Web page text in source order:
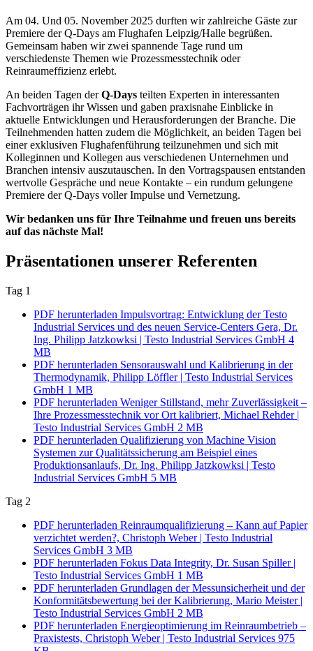
Am 04. Und 05. November 2025 durften wir zahlreiche Gäste zur
Premiere der Q-Days am Flughafen Leipzig/Halle begrüßen.
Gemeinsam haben wir zwei spannende Tage rund um
verschiedenste Themen wie Prozessmesstechnik oder
Reinraumeffizienz erlebt.
An beiden Tagen derQ-Days teilten Experten in interessanten
Fachvorträgen ihr Wissen und gaben praxisnahe Einblicke in
aktuelle Entwicklungen und Herausforderungen der Branche. Die
Teilnehmenden hatten zudem die Möglichkeit, an beiden Tagen bei
einer exklusiven Flughafenführung teilzunehmen und sich mit
Kolleginnen und Kollegen aus verschiedenen Unternehmen und
Branchen intensiv auszutauschen. In den Vortragspausen entstanden
wertvolle Gespräche und neue Kontakte – ein rundum gelungene
Premiere der Q-Days voller Impulse und Vernetzung.
Wir bedanken uns für Ihre Teilnahme und freuen uns bereits
auf das nächste Mal!
Präsentationen unserer Referenten
Tag 1
PDF herunterladen Impulsvortrag: Entwicklung der Testo
Industrial Services und des neuen Service-Centers Gera, Dr.
Ing. Philipp Jatzkowksi | Testo Industrial Services GmbH 4
MB
PDF herunterladen Sensorauswahl und Kalibrierung in der
Thermodynamik, Philipp Löffler | Testo Industrial Services
GmbH 1 MB
PDF herunterladen Weniger Stillstand, mehr Zuverlässigkeit –
Ihre Prozessmesstechnik vor Ort kalibriert, Michael Rehder |
Testo Industrial Services GmbH 2 MB
PDF herunterladen Qualifizierung von Machine Vision
Systemen zur Qualitätssicherung am Beispiel eines
Produktionsanlaufs, Dr. Ing. Philipp Jatzkowksi | Testo
Industrial Services GmbH 5 MB
Tag 2
PDF herunterladen Reinraumqualifizierung – Kann auf Papier
verzichtet werden?, Christoph Weber | Testo Industrial
Services GmbH 3 MB
PDF herunterladen Fokus Data Integrity, Dr. Susan Spiller |
Testo Industrial Services GmbH 1 MB
PDF herunterladen Grundlagen der Messunsicherheit und der
Konformitätsbewertung bei der Kalibrierung, Mario Meister |
Testo Industrial Services GmbH 2 MB
PDF herunterladen Energieoptimierung im Reinraumbetrieb –
Praxistests, Christoph Weber | Testo Industrial Services 975